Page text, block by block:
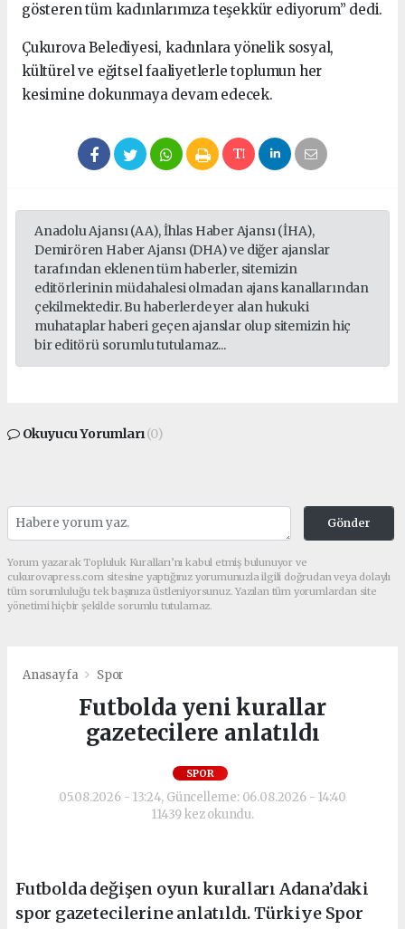
gösteren tüm kadınlarımıza teşekkür ediyorum” dedi.
Çukurova Belediyesi, kadınlara yönelik sosyal,
kültürel ve eğitsel faaliyetlerle toplumun her
kesimine dokunmaya devam edecek.
Anadolu Ajansı (AA), İhlas Haber Ajansı (İHA),
Demirören Haber Ajansı (DHA) ve diğer ajanslar
tarafından eklenen tüm haberler, sitemizin
editörlerinin müdahalesi olmadan ajans kanallarından
çekilmektedir. Bu haberlerde yer alan hukuki
muhataplar haberi geçen ajanslar olup sitemizin hiç
bir editörü sorumlu tutulamaz...
Okuyucu Yorumları(0)
Gönder
Yorum yazarak Topluluk Kuralları’nı kabul etmiş bulunuyor ve
cukurovapress.com sitesine yaptığınız yorumunuzla ilgili doğrudan veya dolaylı
tüm sorumluluğu tek başınıza üstleniyorsunuz. Yazılan tüm yorumlardan site
yönetimi hiçbir şekilde sorumlu tutulamaz.
Anasayfa Spor
Futbolda yeni kurallar
gazetecilere anlatıldı
SPOR
05.08.2026 - 13:24, Güncelleme: 06.08.2026 - 14:40
11439 kez okundu.
Futbolda değişen oyun kuralları Adana’daki
spor gazetecilerine anlatıldı. Türkiye Spor